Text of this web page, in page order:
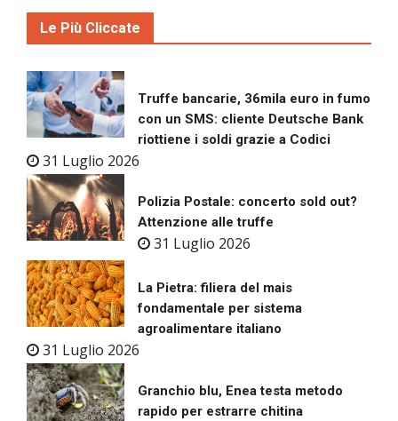
Le Più Cliccate
Truffe bancarie, 36mila euro in fumo
con un SMS: cliente Deutsche Bank
riottiene i soldi grazie a Codici
31 Luglio 2026
Polizia Postale: concerto sold out?
Attenzione alle truffe
31 Luglio 2026
La Pietra: filiera del mais
fondamentale per sistema
agroalimentare italiano
31 Luglio 2026
Granchio blu, Enea testa metodo
rapido per estrarre chitina